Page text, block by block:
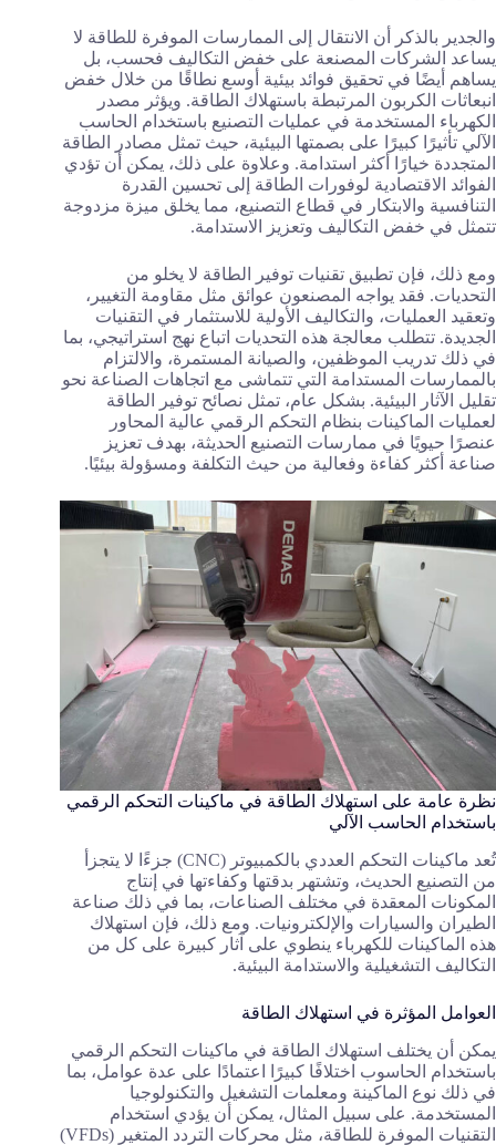
والجدير بالذكر أن الانتقال إلى الممارسات الموفرة للطاقة لا
يساعد الشركات المصنعة على خفض التكاليف فحسب، بل
يساهم أيضًا في تحقيق فوائد بيئية أوسع نطاقًا من خلال خفض
انبعاثات الكربون المرتبطة باستهلاك الطاقة. ويؤثر مصدر
الكهرباء المستخدمة في عمليات التصنيع باستخدام الحاسب
الآلي تأثيرًا كبيرًا على بصمتها البيئية، حيث تمثل مصادر الطاقة
المتجددة خيارًا أكثر استدامة. وعلاوة على ذلك، يمكن أن تؤدي
الفوائد الاقتصادية لوفورات الطاقة إلى تحسين القدرة
التنافسية والابتكار في قطاع التصنيع، مما يخلق ميزة مزدوجة
تتمثل في خفض التكاليف وتعزيز الاستدامة.
ومع ذلك، فإن تطبيق تقنيات توفير الطاقة لا يخلو من
التحديات. فقد يواجه المصنعون عوائق مثل مقاومة التغيير،
وتعقيد العمليات، والتكاليف الأولية للاستثمار في التقنيات
الجديدة. تتطلب معالجة هذه التحديات اتباع نهج استراتيجي، بما
في ذلك تدريب الموظفين، والصيانة المستمرة، والالتزام
بالممارسات المستدامة التي تتماشى مع اتجاهات الصناعة نحو
تقليل الآثار البيئية. بشكل عام، تمثل نصائح توفير الطاقة
لعمليات الماكينات بنظام التحكم الرقمي عالية المحاور
عنصرًا حيويًا في ممارسات التصنيع الحديثة، بهدف تعزيز
صناعة أكثر كفاءة وفعالية من حيث التكلفة ومسؤولة بيئيًا.
نظرة عامة على استهلاك الطاقة في ماكينات التحكم الرقمي
باستخدام الحاسب الآلي
تُعد ماكينات التحكم العددي بالكمبيوتر (CNC) جزءًا لا يتجزأ
من التصنيع الحديث، وتشتهر بدقتها وكفاءتها في إنتاج
المكونات المعقدة في مختلف الصناعات، بما في ذلك صناعة
الطيران والسيارات والإلكترونيات. ومع ذلك، فإن استهلاك
هذه الماكينات للكهرباء ينطوي على آثار كبيرة على كل من
التكاليف التشغيلية والاستدامة البيئية.
العوامل المؤثرة في استهلاك الطاقة
يمكن أن يختلف استهلاك الطاقة في ماكينات التحكم الرقمي
باستخدام الحاسوب اختلافًا كبيرًا اعتمادًا على عدة عوامل، بما
في ذلك نوع الماكينة ومعلمات التشغيل والتكنولوجيا
المستخدمة. على سبيل المثال، يمكن أن يؤدي استخدام
التقنيات الموفرة للطاقة، مثل محركات التردد المتغير (VFDs)